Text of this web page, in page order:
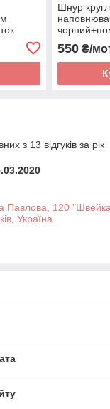
Шнур
550₴/
з 13 відгуків за рік
Павлова, 120
Україна